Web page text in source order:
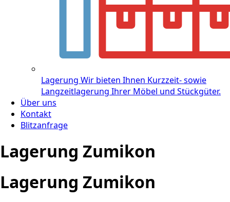
Lagerung Wir bieten Ihnen Kurzzeit- sowie
Langzeitlagerung Ihrer Möbel und Stückgüter.
Über uns
Kontakt
Blitzanfrage
Lagerung Zumikon
Lagerung Zumikon